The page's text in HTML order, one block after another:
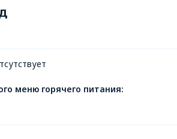
меню горячего питания: